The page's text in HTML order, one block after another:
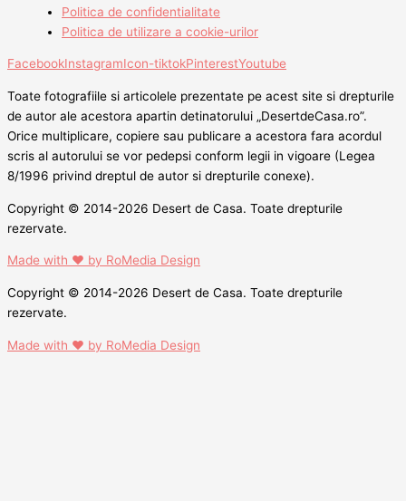
Politica de confidentialitate
Politica de utilizare a cookie-urilor
FacebookInstagramIcon-tiktokPinterestYoutube
Toate fotografiile si articolele prezentate pe acest site si drepturile
de autor ale acestora apartin detinatorului „DesertdeCasa.ro”.
Orice multiplicare, copiere sau publicare a acestora fara acordul
scris al autorului se vor pedepsi conform legii in vigoare (Legea
8/1996 privind dreptul de autor si drepturile conexe).
Copyright © 2014-2026 Desert de Casa. Toate drepturile
rezervate.
Made with ❤ by RoMedia Design
Copyright © 2014-2026 Desert de Casa. Toate drepturile
rezervate.
Made with ❤ by RoMedia Design